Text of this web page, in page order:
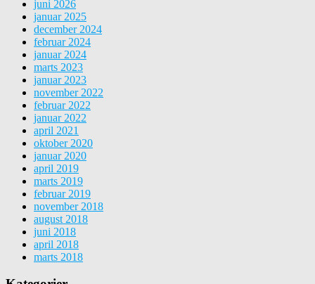
juni 2026
januar 2025
december 2024
februar 2024
januar 2024
marts 2023
januar 2023
november 2022
februar 2022
januar 2022
april 2021
oktober 2020
januar 2020
april 2019
marts 2019
februar 2019
november 2018
august 2018
juni 2018
april 2018
marts 2018